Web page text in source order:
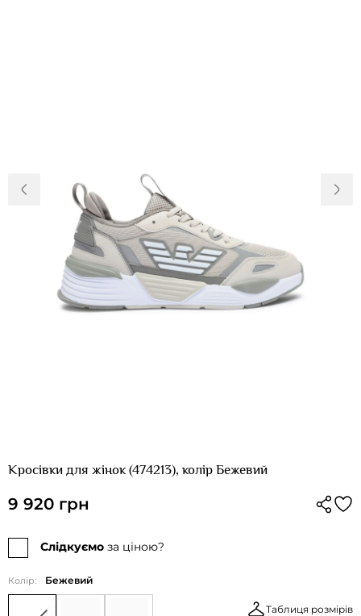
Кросівки для жінок (474213), колір Бежевий
9 920 грн
Слідкуємо за ціною?
Колір: Бежевий
Таблиця розмірів